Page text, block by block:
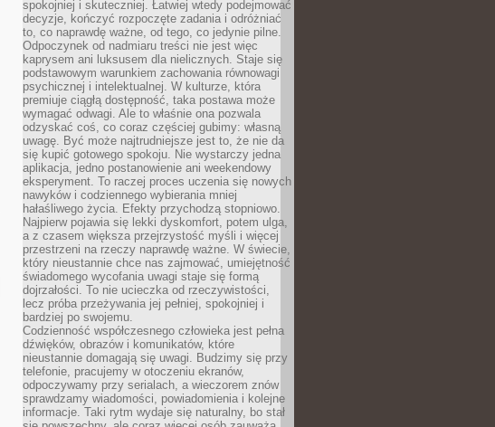
spokojniej i skuteczniej. Łatwiej wtedy podejmować
decyzje, kończyć rozpoczęte zadania i odróżniać
to, co naprawdę ważne, od tego, co jedynie pilne.
Odpoczynek od nadmiaru treści nie jest więc
kaprysem ani luksusem dla nielicznych. Staje się
podstawowym warunkiem zachowania równowagi
psychicznej i intelektualnej. W kulturze, która
premiuje ciągłą dostępność, taka postawa może
wymagać odwagi. Ale to właśnie ona pozwala
odzyskać coś, co coraz częściej gubimy: własną
uwagę. Być może najtrudniejsze jest to, że nie da
się kupić gotowego spokoju. Nie wystarczy jedna
aplikacja, jedno postanowienie ani weekendowy
eksperyment. To raczej proces uczenia się nowych
nawyków i codziennego wybierania mniej
hałaśliwego życia. Efekty przychodzą stopniowo.
Najpierw pojawia się lekki dyskomfort, potem ulga,
a z czasem większa przejrzystość myśli i więcej
przestrzeni na rzeczy naprawdę ważne. W świecie,
który nieustannie chce nas zajmować, umiejętność
świadomego wycofania uwagi staje się formą
dojrzałości. To nie ucieczka od rzeczywistości,
lecz próba przeżywania jej pełniej, spokojniej i
bardziej po swojemu.
Codzienność współczesnego człowieka jest pełna
dźwięków, obrazów i komunikatów, które
nieustannie domagają się uwagi. Budzimy się przy
telefonie, pracujemy w otoczeniu ekranów,
odpoczywamy przy serialach, a wieczorem znów
sprawdzamy wiadomości, powiadomienia i kolejne
informacje. Taki rytm wydaje się naturalny, bo stał